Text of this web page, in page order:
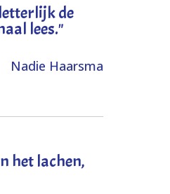
de
lees."
Nadie Haarsma
het lachen,